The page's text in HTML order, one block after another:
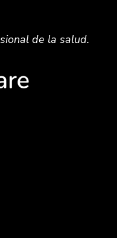
de la salud.